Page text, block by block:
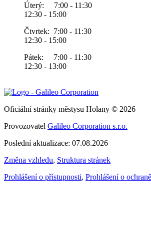
Úterý: 7:00 - 11:30
12:30 - 15:00
Čtvrtek: 7:00 - 11:30
12:30 - 15:00
Pátek: 7:00 - 11:30
12:30 - 13:00
Oficiální stránky městysu Holany © 2026
Provozovatel Galileo Corporation s.r.o.
Poslední aktualizace: 07.08.2026
Změna vzhledu, Struktura stránek
Prohlášení o přístupnosti, Prohlášení o